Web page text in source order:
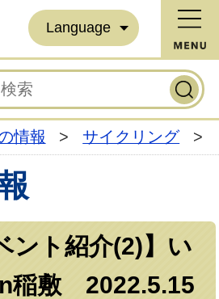
Language
情報 > サイクリング >
ント紹介(2)】い
稲敷 2022.5.15